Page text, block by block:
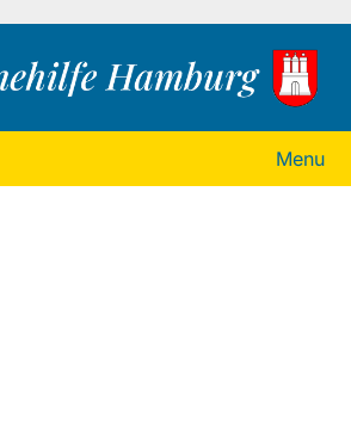
Hamburg
Menu